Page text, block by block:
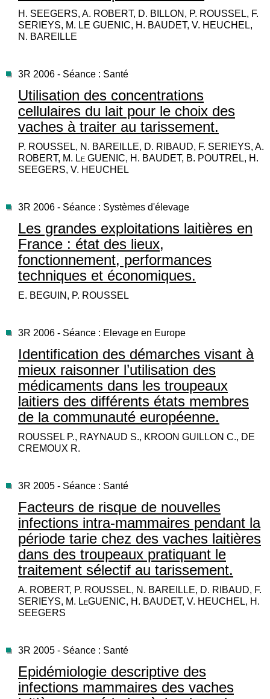
H. SEEGERS, A. ROBERT, D. BILLON, P. ROUSSEL, F.
SERIEYS, M. LE GUENIC, H. BAUDET, V. HEUCHEL,
N. BAREILLE
3R 2006 - Séance : Santé
Utilisation des concentrations
cellulaires du lait pour le choix des
vaches à traiter au tarissement.
P. ROUSSEL, N. BAREILLE, D. RIBAUD, F. SERIEYS, A.
ROBERT, M. Le GUENIC, H. BAUDET, B. POUTREL, H.
SEEGERS, V. HEUCHEL
3R 2006 - Séance : Systèmes d'élevage
Les grandes exploitations laitières en
France : état des lieux,
fonctionnement, performances
techniques et économiques.
E. BEGUIN, P. ROUSSEL
3R 2006 - Séance : Elevage en Europe
Identification des démarches visant à
mieux raisonner l’utilisation des
médicaments dans les troupeaux
laitiers des différents états membres
de la communauté européenne.
ROUSSEL P., RAYNAUD S., KROON GUILLON C., DE
CREMOUX R.
3R 2005 - Séance : Santé
Facteurs de risque de nouvelles
infections intra-mammaires pendant la
période tarie chez des vaches laitières
dans des troupeaux pratiquant le
traitement sélectif au tarissement.
A. ROBERT, P. ROUSSEL, N. BAREILLE, D. RIBAUD, F.
SERIEYS, M. LeGUENIC, H. BAUDET, V. HEUCHEL, H.
SEEGERS
3R 2005 - Séance : Santé
Epidémiologie descriptive des
infections mammaires des vaches